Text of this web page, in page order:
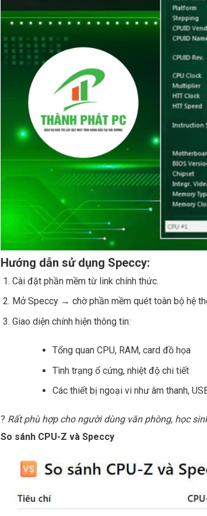
Hướng dẫn sử dụng Speccy:
Cài đặt phần mềm từ link chính thức.
Mở Speccy → chờ phần mềm quét toàn bộ hệ
Giao diện chính hiện thông tin:
Tổng quan CPU, RAM, card đồ họa
Tình trạng ổ cứng, nhiệt độ chi tiết
Các thiết bị ngoại vi như âm thanh,
? Rất phù hợp cho người dùng văn phòng, học
So sánh CPU-Z và Speccy